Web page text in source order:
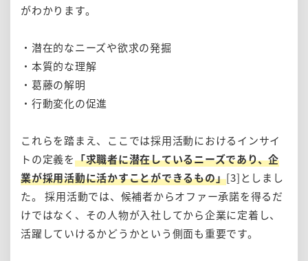
がわかります。
・潜在的なニーズや欲求の発掘
・本質的な理解
・葛藤の解明
・行動変化の促進
これらを踏まえ、ここでは採用活動におけるインサイ
トの定義を「求職者に潜在しているニーズであり、企
業が採用活動に活かすことができるもの」[3]としまし
た。 採用活動では、候補者からオファー承諾を得るだ
けではなく、その人物が入社してから企業に定着し、
活躍していけるかどうかという側面も重要です。